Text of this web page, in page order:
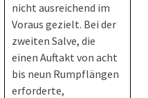
nicht ausreichend im
Voraus gezielt. Bei der
zweiten Salve, die
einen Auftakt von acht
bis neun Rumpflängen
erforderte,